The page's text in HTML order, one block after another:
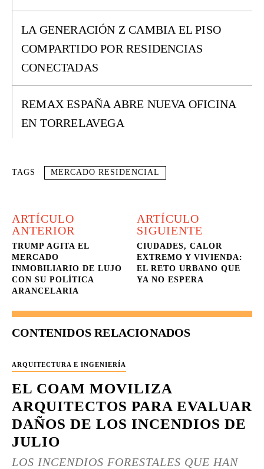
LA GENERACIÓN Z CAMBIA EL PISO
COMPARTIDO POR RESIDENCIAS
CONECTADAS
REMAX ESPAÑA ABRE NUEVA OFICINA
EN TORRELAVEGA
TAGS MERCADO RESIDENCIAL
ARTÍCULO
ANTERIOR
TRUMP AGITA EL
MERCADO
INMOBILIARIO DE LUJO
CON SU POLÍTICA
ARANCELARIA
ARTÍCULO
SIGUIENTE
CIUDADES, CALOR
EXTREMO Y VIVIENDA:
EL RETO URBANO QUE
YA NO ESPERA
CONTENIDOS RELACIONADOS
ARQUITECTURA E INGENIERÍA
EL COAM MOVILIZA
ARQUITECTOS PARA EVALUAR
DAÑOS DE LOS INCENDIOS DE
JULIO
LOS INCENDIOS FORESTALES QUE HAN